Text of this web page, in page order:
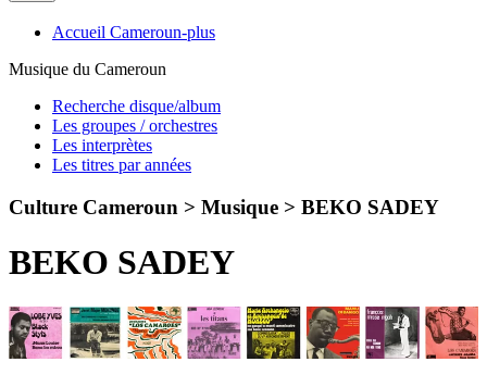
Accueil Cameroun-plus
Musique du Cameroun
Recherche disque/album
Les groupes / orchestres
Les interprètes
Les titres par années
Culture Cameroun > Musique > BEKO SADEY
BEKO SADEY